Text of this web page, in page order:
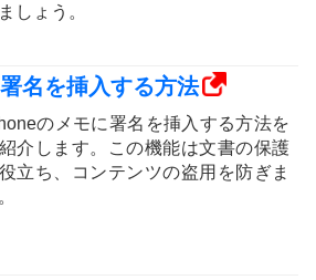
しょう。
名を挿入する方法
のメモに署名を挿入する方法を
介します。この機能は文書の保護
立ち、コンテンツの盗用を防ぎま